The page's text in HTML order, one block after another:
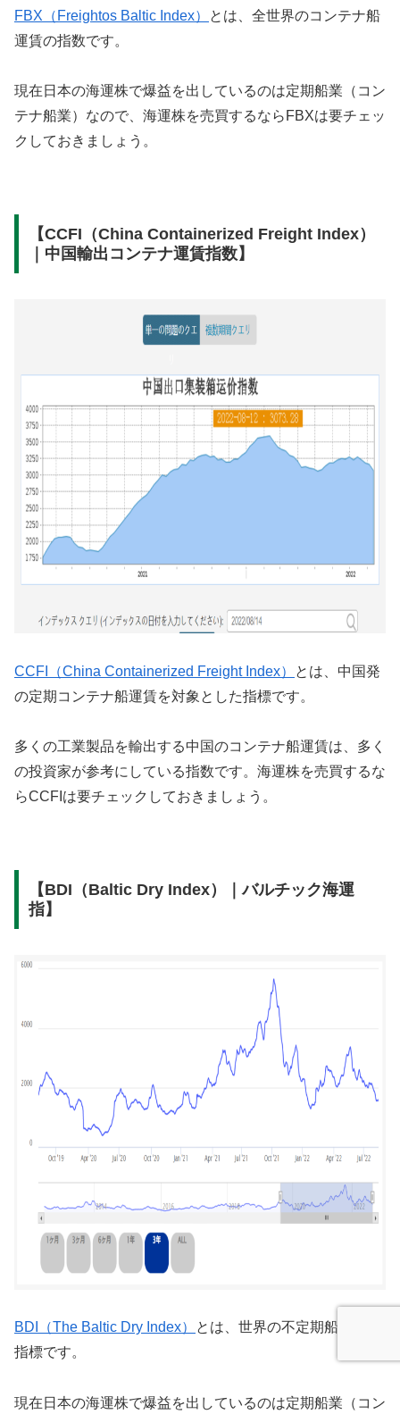
FBX（Freightos Baltic Index）
とは、全世界のコンテナ船
運賃の指数です。
現在日本の海運株で爆益を出しているのは定期船業（コン
テナ船業）なので、海運株を売買するならFBXは要チェッ
クしておきましょう。
【CCFI（China Containerized Freight Index）
｜中国輸出コンテナ運賃指数】
CCFI（China Containerized Freight Index）
とは、中国発
の定期コンテナ船運賃を対象とした指標です。
多くの工業製品を輸出する中国のコンテナ船運賃は、多く
の投資家が参考にしている指数です。海運株を売買するな
らCCFIは要チェックしておきましょう。
【BDI（Baltic Dry Index）｜バルチック海運
指】
BDI（The Baltic Dry Index）
とは、世界の不定期船運賃の
指標です。
現在日本の海運株で爆益を出しているのは定期船業（コン